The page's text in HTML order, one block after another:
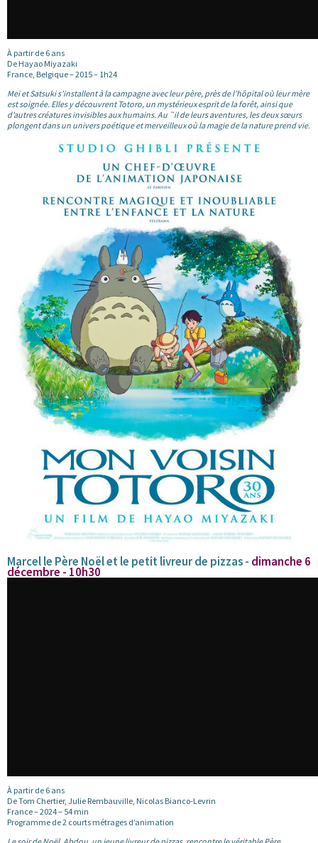
À partir de 6 ans
De Hayao Miyazaki
France, Belgique – 2015 – 1h24
Mei et Satsuki s’installent à la campagne avec leur père, près de l’hôpital où leur mère
est soignée. Elles y découvrent Totoro, un mystérieux esprit de la forêt, ainsi que
d’autres créatures invisibles aux humains. Au ˜il de leurs aventures, les deux sœurs
plongent dans un univers poétique et merveilleux où la magie de la nature prend vie.
Marcel le Père Noël et le petit livreur de pizzas - dimanche 6
décembre - 10h30
À partir de 6 ans
De Tom Chertier, Julie Rembauville, Nicolas Bianco-Levrin
France – 2024 – 54 min
Programme de 2 courts métrages d’animation